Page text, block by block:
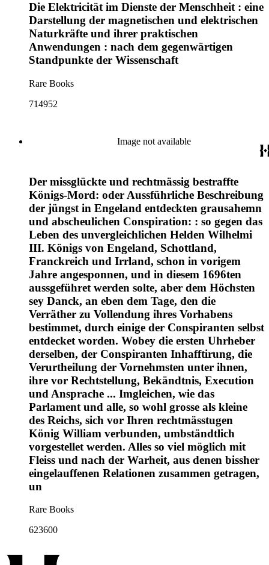
Die Elektricität im Dienste der Menschheit : eine
Darstellung der magnetischen und elektrischen
Naturkräfte und ihrer praktischen
Anwendungen : nach dem gegenwärtigen
Standpunkte der Wissenschaft
Rare Books
714952
Image not available
Der missglückte und rechtmässig bestraffte
Königs-Mord: oder Aussführliche Beschreibung
der jüngst in Engeland entdeckten grausahemn
und abscheulichen Conspiration: : so gegen das
Leben des unvergleichlichen Helden Wilhelmi
III. Königs von Engeland, Schottland,
Franckreich und Irrland, schon in vorigem
Jahre angesponnen, und in diesem 1696ten
aussgeführet werden solte, aber dem Höchsten
sey Danck, an eben dem Tage, den die
Verräther zu Vollendung ihres Vorhabens
bestimmet, durch einige der Conspiranten selbst
entdecket worden. Wobey die ersten Uhrheber
derselben, der Conspiranten Inhafftirung, die
Verurtheilung der Vornehmsten unter ihnen,
ihre vor Rechtstellung, Bekändtnis, Execution
und Ansprache ... Imgleichen, wie das
Parlament und alle, so wohl grosse als kleine
des Reichs, sich vor Ihren rechtmässtugen
König William verbunden, umbständtlich
vorgestellet werden. Alles so viel möglich mit
Fleiss und nach der Warheit, aus denen bissher
eingelauffenen Relationen zusammen getragen,
un
Rare Books
623600